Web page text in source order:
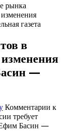
рынка
газета
в
—
Комментарии к
требует
Ефим Басин —